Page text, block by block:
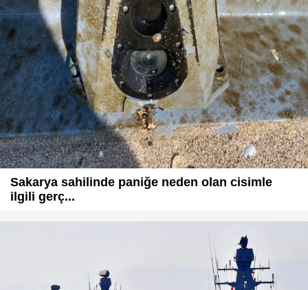
Sakarya sahilinde paniğe neden olan cisimle
ilgili gerç...